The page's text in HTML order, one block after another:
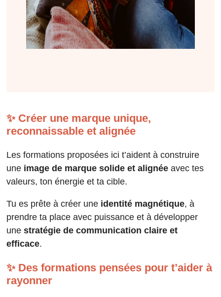
✨ Créer une marque unique,
reconnaissable et alignée
Les formations proposées ici t’aident à construire
une image de marque solide et alignée avec tes
valeurs, ton énergie et ta cible.
Tu es prête à créer une identité magnétique, à
prendre ta place avec puissance et à développer
une stratégie de communication claire et
efficace.
✨ Des formations pensées pour t’aider à
rayonner